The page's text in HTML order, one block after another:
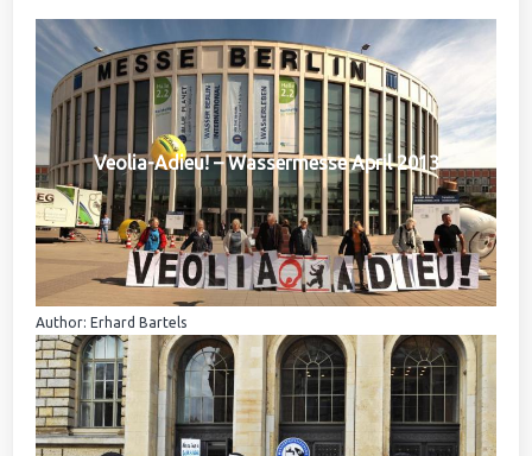
Veolia-Adieu! – Wassermesse April 2013
Author: Erhard Bartels